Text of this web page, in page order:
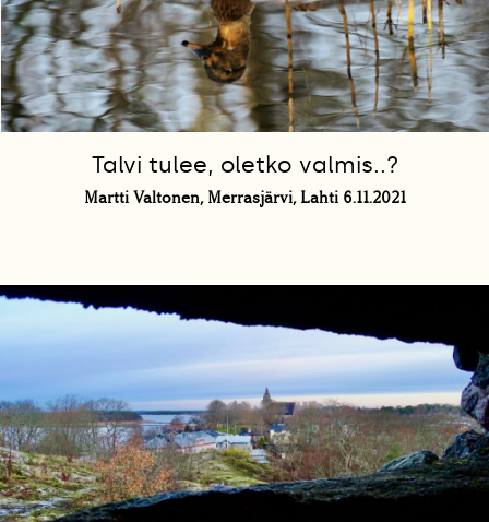
Talvi tulee, oletko valmis..?
Martti Valtonen, Merrasjärvi, Lahti 6.11.2021